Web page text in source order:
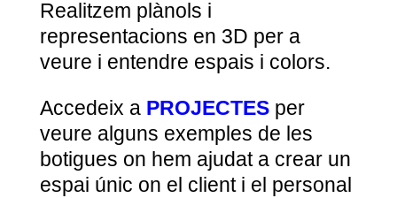
Realitzem plànols i
representacions en 3D per a
veure i entendre espais i colors.
Accedeix a PROJECTESper
veure alguns exemples de les
botigues on hem ajudat a crear un
espai únic on el client i el personal